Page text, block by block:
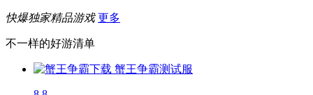
快爆独家精品游戏 更多
不一样的好游清单
蟹王争霸测试服